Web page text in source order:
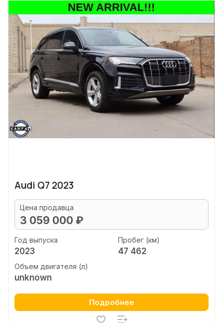
Audi Q7 2023
Цена продавца
3 059 000 ₽
Год выпуска
2023
Пробег (км)
47 462
Объем двигателя (л)
unknown
Подробнее